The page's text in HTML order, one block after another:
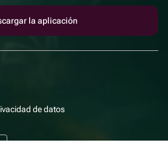
la aplicación
de datos